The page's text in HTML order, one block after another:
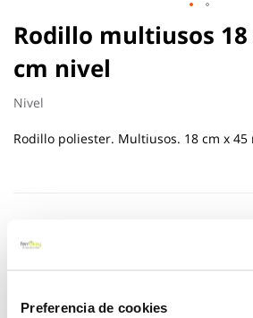
Preferencia de cookies
Rodillo multiusos 18
cm nivel
Nivel
Rodillo poliester. Multiusos. 18 cm x
Saltar
al
comienzo
de
la
de
imágenes